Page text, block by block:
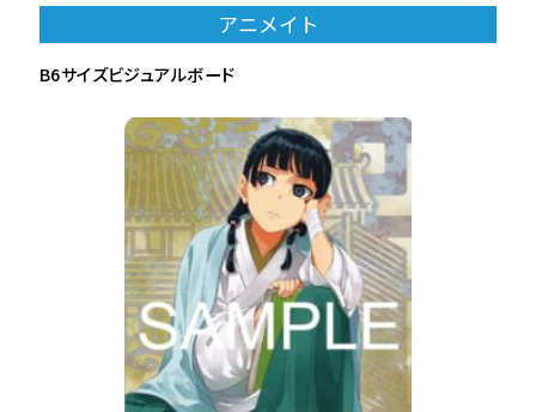
アニメイト
B6サイズビジュアルボード